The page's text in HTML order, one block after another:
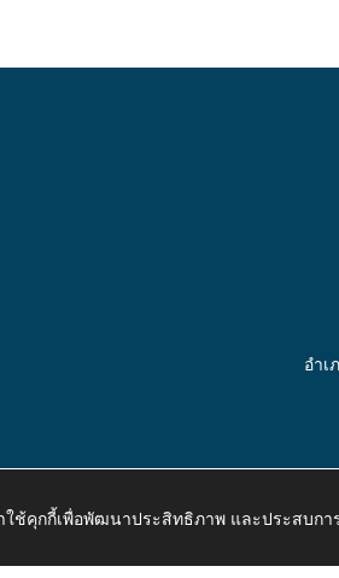
อำเ
Resive http://www.kaongiw.go.th
ใช้คุกกี้เพื่อพัฒนาประสิทธิภาพ และประสบก